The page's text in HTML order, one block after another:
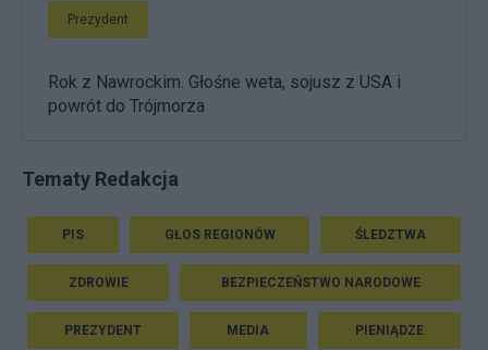
Prezydent
Rok z Nawrockim. Głośne weta, sojusz z USA i
powrót do Trójmorza
Tematy Redakcja
PIS GŁOS REGIONÓW ŚLEDZTWA
ZDROWIE BEZPIECZEŃSTWO NARODOWE
PREZYDENT MEDIA PIENIĄDZE